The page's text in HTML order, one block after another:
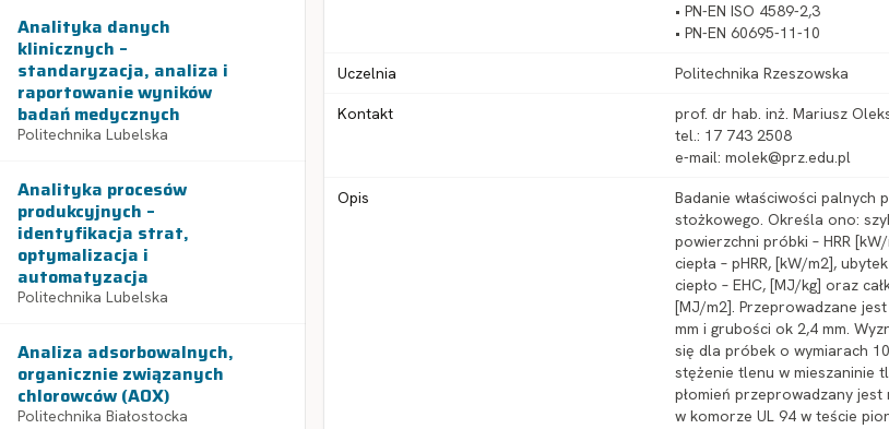
Analityka danych
klinicznych –
standaryzacja, analiza i
raportowanie wyników
badań medycznych
Politechnika Lubelska
Analityka procesów
produkcyjnych –
identyfikacja strat,
optymalizacja i
automatyzacja
Politechnika Lubelska
Analiza adsorbowalnych,
organicznie związanych
chlorowców (AOX)
Politechnika Białostocka
• PN-EN ISO 4589-2,3
• PN-EN 60695-11-10
Uczelnia Politechnika Rzeszowska
Kontakt
prof. dr hab. inż. Mariusz
tel.: 17 743 2508
e-mail: molek@prz.edu.pl
Opis
Badanie właściwości
stożkowego. Określa ono:
powierzchni próbki – HRR
ciepła – pHRR, [kW/m2],
ciepło – EHC, [MJ/kg] oraz
[MJ/m2]. Przeprowadzane
mm i grubości ok 2,4 mm.
się dla próbek o wymiarach
stężenie tlenu w mieszaninie
płomień przeprowadzany
w komorze UL 94 w teście